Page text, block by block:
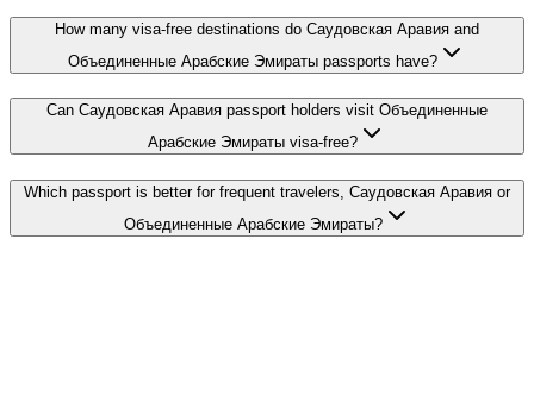
How many visa-free destinations do Саудовская Аравия and
Объединенные Арабские Эмираты passports have?
Can Саудовская Аравия passport holders visit Объединенные
Арабские Эмираты visa-free?
Which passport is better for frequent travelers, Саудовская Аравия or
Объединенные Арабские Эмираты?